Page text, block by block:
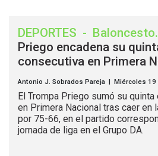
DEPORTES - Baloncesto.
Priego encadena su
consecutiva en Primera
Antonio J. Sobrados Pareja | Miércoles 19
El Trompa Priego sumó su
en Primera Nacional tras caer en
por 75-66, en el partido
jornada de liga en el Grupo DA.